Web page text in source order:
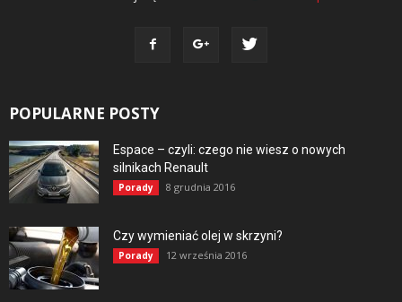
POPULARNE POSTY
Espace – czyli: czego nie wiesz o nowych
silnikach Renault
Porady 8 grudnia 2016
Czy wymieniać olej w skrzyni?
Porady 12 września 2016